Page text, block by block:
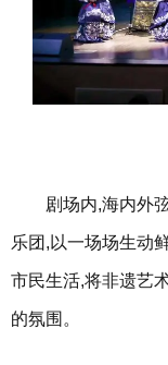
剧场内,海内外
乐团,以一场场生动
市民生活,将非遗艺
的氛围。